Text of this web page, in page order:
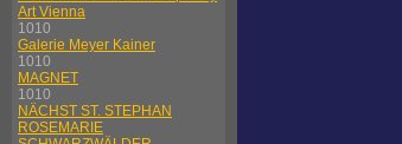
Art Vienna
1010
Galerie Meyer Kainer
1010
MAGNET
1010
NÄCHST ST. STEPHAN
ROSEMARIE